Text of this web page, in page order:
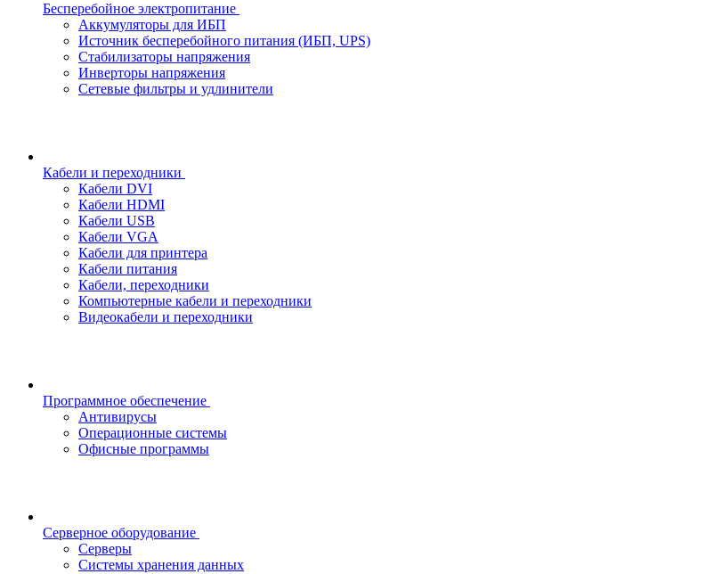
Бесперебойное электропитание
Аккумуляторы для ИБП
Источник бесперебойного питания (ИБП, UPS)
Стабилизаторы напряжения
Инверторы напряжения
Сетевые фильтры и удлинители
Кабели и переходники
Кабели DVI
Кабели HDMI
Кабели USB
Кабели VGA
Кабели для принтера
Кабели питания
Кабели, переходники
Компьютерные кабели и переходники
Видеокабели и переходники
Программное обеспечение
Антивирусы
Операционные системы
Офисные программы
Серверное оборудование
Серверы
Системы хранения данных